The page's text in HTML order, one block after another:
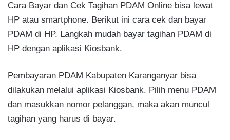
Cara Bayar dan Cek Tagihan PDAM Online bisa lewat
HP atau smartphone. Berikut ini cara cek dan bayar
PDAM di HP. Langkah mudah bayar tagihan PDAM di
HP dengan aplikasi Kiosbank.
Pembayaran PDAM Kabupaten Karanganyar bisa
dilakukan melalui aplikasi Kiosbank. Pilih menu PDAM
dan masukkan nomor pelanggan, maka akan muncul
tagihan yang harus di bayar.